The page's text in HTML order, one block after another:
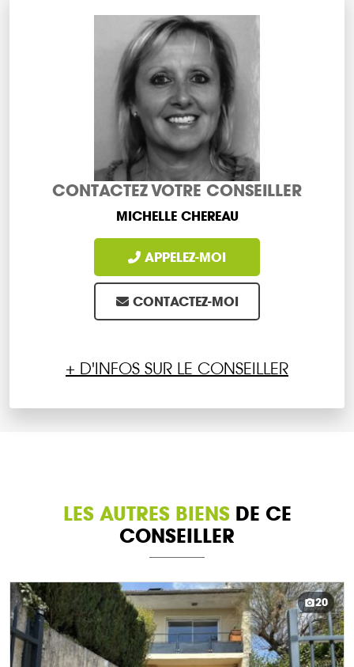
CONTACTEZ VOTRE CONSEILLER
MICHELLE CHEREAU
APPELEZ-MOI
CONTACTEZ-MOI
+ D'INFOS SUR LE CONSEILLER
LES AUTRES BIENSDE CE
CONSEILLER
20